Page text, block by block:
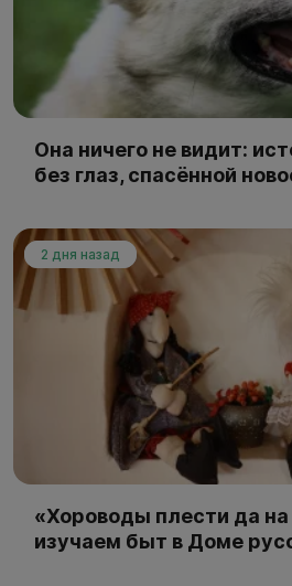
Она ничего не видит:
без глаз, спасённой
2 дня назад
«Хороводы плести да
изучаем быт в Доме